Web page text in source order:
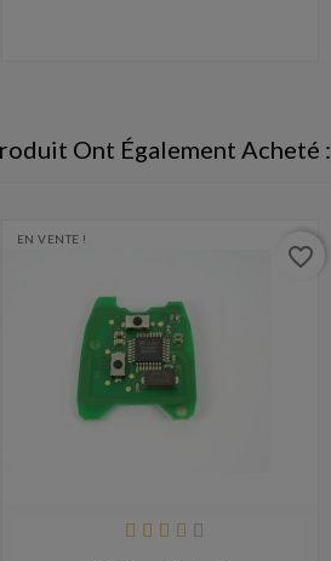
Ont Également Acheté :
EN VENTE !
favorite_border